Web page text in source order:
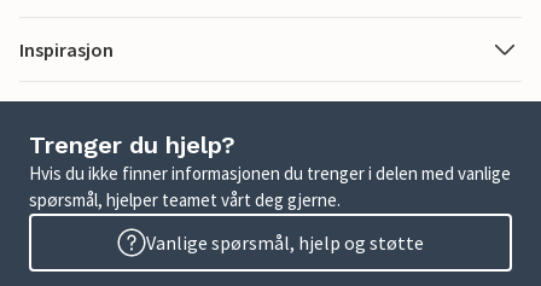
Inspirasjon
Trenger du hjelp?
Hvis du ikke finner informasjonen du trenger i delen med vanlige
spørsmål, hjelper teamet vårt deg gjerne.
Vanlige spørsmål, hjelp og støtte